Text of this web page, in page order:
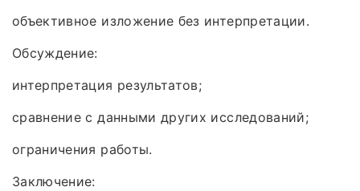
объективное изложение без интерпретации.
Обсуждение:
интерпретация результатов;
сравнение с данными других исследований;
ограничения работы.
Заключение: